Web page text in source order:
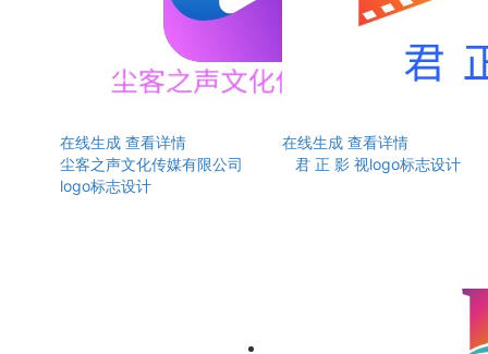
在线生成 查看详情
尘客之声文化传媒有限公司
logo标志设计
在线生成 查看详情
君 正 影 视logo标志设计